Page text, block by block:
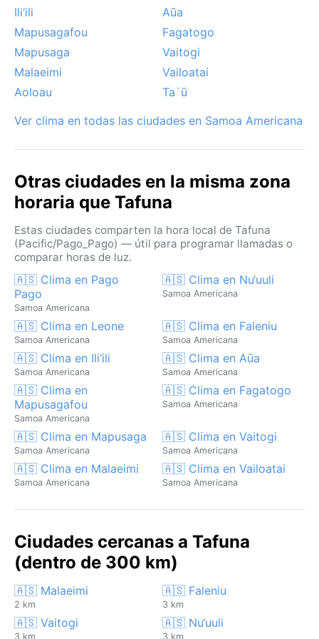
Estos fenómenos pueden convertir días
aparentemente tranquilos en jornadas de vientos
huracanados y oleaje peligroso. Además, la cercanía
al ecuador hace que el amanecer y el atardecer
apenas varíen a lo largo del año, regalando siempre
puestas de sol espectaculares sobre el Pacífico.
Ili‘ili
Aūa
Mapusagafou
Fagatogo
Mapusaga
Vaitogi
Malaeimi
Vailoatai
Aoloau
Ta`ū
Ver clima en todas las ciudades en Samoa Americana
Otras ciudades en la misma zona
horaria que Tafuna
Estas ciudades comparten la hora local de Tafuna
(Pacific/Pago_Pago) — útil para programar llamadas o
comparar horas de luz.
🇦🇸 Clima en Pago
Pago
Samoa Americana
🇦🇸 Clima en Nu‘uuli
Samoa Americana
🇦🇸 Clima en Leone
Samoa Americana
🇦🇸 Clima en Faleniu
Samoa Americana
🇦🇸 Clima en Ili‘ili
Samoa Americana
🇦🇸 Clima en Aūa
Samoa Americana
🇦🇸 Clima en
Mapusagafou
Samoa Americana
🇦🇸 Clima en Fagatogo
Samoa Americana
🇦🇸 Clima en Mapusaga
Samoa Americana
🇦🇸 Clima en Vaitogi
Samoa Americana
🇦🇸 Clima en Malaeimi
Samoa Americana
🇦🇸 Clima en Vailoatai
Samoa Americana
Ciudades cercanas a Tafuna
(dentro de 300 km)
🇦🇸 Malaeimi
2 km
🇦🇸 Faleniu
3 km
🇦🇸 Vaitogi
3 km
🇦🇸 Nu‘uuli
3 km